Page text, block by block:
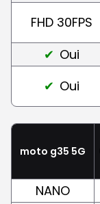
FHD 30FPS
Oui
Oui
moto g35 5G
NANO